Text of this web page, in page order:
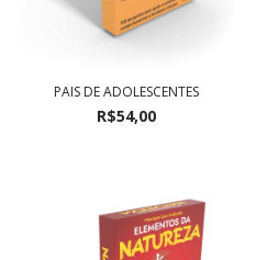
PAIS DE ADOLESCENTES
R$54,00